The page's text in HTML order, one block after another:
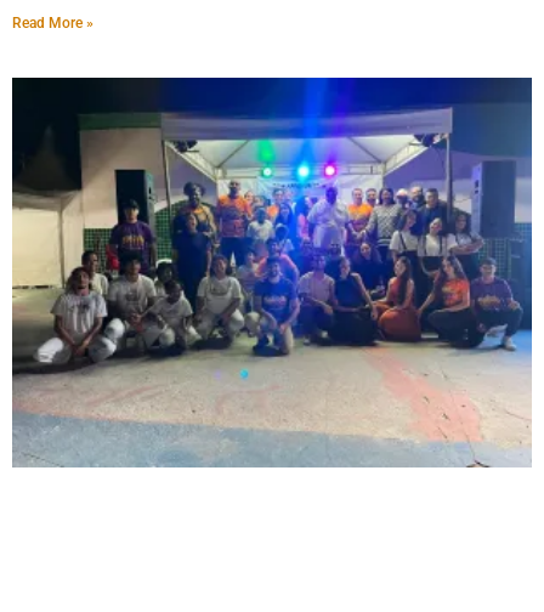
Read More »